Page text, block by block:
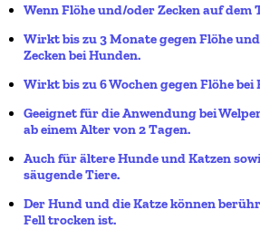
Wenn Flöhe und/oder Zecken auf dem
Wirkt bis zu 3 Monate gegen Flöhe
Zecken bei Hunden.
Wirkt bis zu 6 Wochen gegen Flöhe bei
Geeignet für die Anwendung bei
ab einem Alter von 2 Tagen.
Auch für ältere Hunde und Katzen
säugende Tiere.
Der Hund und die Katze können
Fell trocken ist.